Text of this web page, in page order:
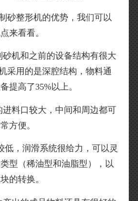
砂整形机的优势，我们可以
来看看。
机和之前的设备结构有很大
采用的是深腔结构，物料通
提高了35%以上。
料口较大，中间和周边都可
方便。
低，润滑系统很给力，可以灵
型（稀油型和油脂型），以
的转换。